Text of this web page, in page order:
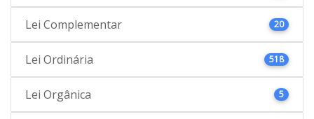
Lei Complementar 20
Lei Ordinária 518
Lei Orgânica 5